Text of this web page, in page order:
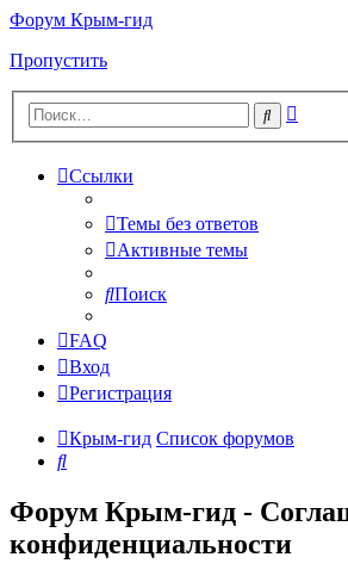
Форум Крым-гид
Пропустить
Поиск
Ссылки
Темы без ответов
Активные темы
Поиск
FAQ
Вход
Регистрация
Крым-гид Список форумов
Поиск
Форум Крым-гид -
конфиденциальности